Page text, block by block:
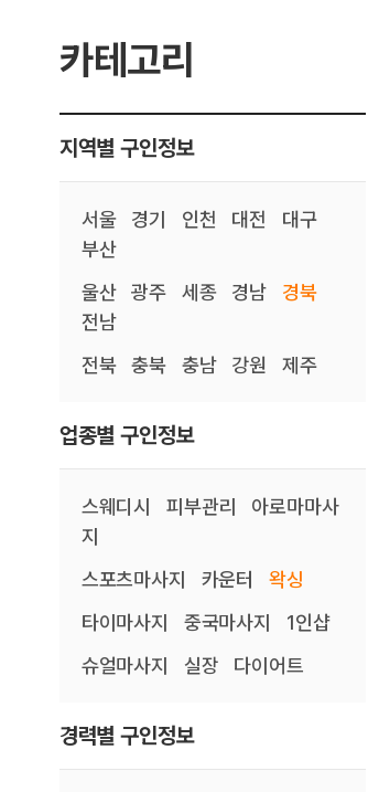
카테고리
지역별 구인정보
서울 경기 인천 대전
대구
부산
울산
광주 세종 경남
경북
전남
전북
충북 충남 강원 제주
업종별 구인정보
스웨디시 피부관리
아로마마사
지
스포츠마사지
카운터
왁싱
타이마사지
중국마사지
1인샵
슈얼마사지
실장 다이어트
경력별 구인정보